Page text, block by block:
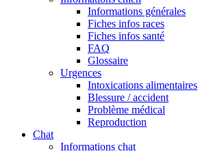
Informations générales
Fiches infos races
Fiches infos santé
FAQ
Glossaire
Urgences
Intoxications alimentaires
Blessure / accident
Problème médical
Reproduction
Chat
Informations chat